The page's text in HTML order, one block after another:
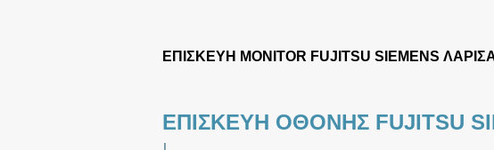
ΕΠΙΣΚΕΥΗ MONITOR FUJITSU SIEMENS
ΕΠΙΣΚΕΥΗ ΟΘΟΝΗΣ FUJITSU